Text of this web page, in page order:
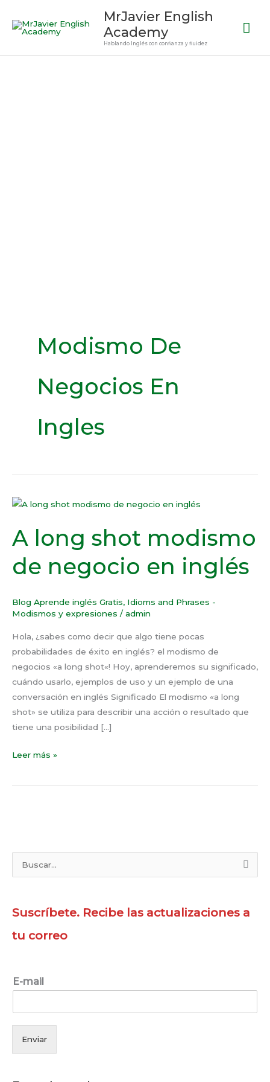
contenido
MrJavier English
Academy
Hablando Inglés con confianza y fluidez
Modismo De
Negocios En
Ingles
A long shot modismo
de negocio en inglés
Blog Aprende inglés Gratis, Idioms and Phrases -
Modismos y expresiones /admin
Hola, ¿sabes como decir que algo tiene pocas
probabilidades de éxito en inglés? el modismo de
negocios «a long shot«! Hoy, aprenderemos su significado,
cuándo usarlo, ejemplos de uso y un ejemplo de una
conversación en inglés Significado El modismo «a long
shot» se utiliza para describir una acción o resultado que
tiene una posibilidad […]
A
shot
modismo
de
inglés
Leer más »
c
a
o
:
Suscríbete. Recibe las actualizaciones a
tu correo
E-mail
Enviar